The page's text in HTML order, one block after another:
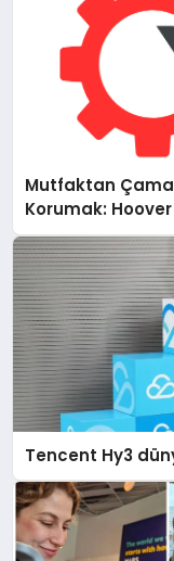
Mutfaktan
Korumak:
Destek Deneyimi
Tencent Hy3